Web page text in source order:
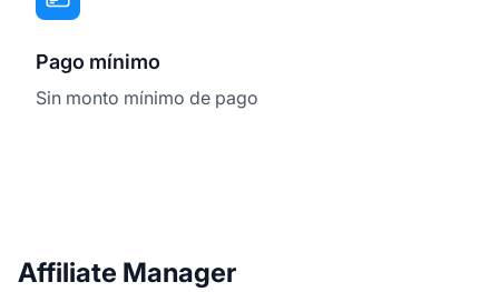
Pago mínimo
Sin monto mínimo de pago
Affiliate Manager